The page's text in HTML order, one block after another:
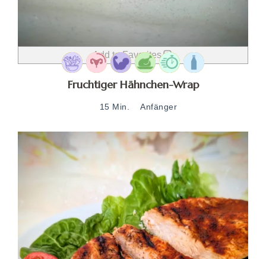
Add to Favorites
Fruchtiger Hähnchen-Wrap
15 Min. Anfänger